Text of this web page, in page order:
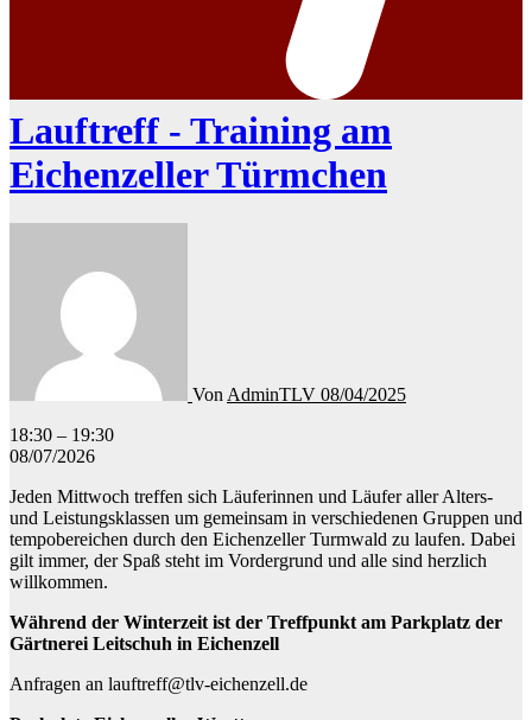
Lauftreff - Training am
Eichenzeller Türmchen
Von AdminTLV 08/04/2025
Lauftreff
-
am
Eichenzeller
Türmchen
18:30 – 19:30
08/07/2026
Jeden Mittwoch treffen sich Läuferinnen und Läufer aller Alters-
und Leistungsklassen um gemeinsam in verschiedenen Gruppen und
tempobereichen durch den Eichenzeller Turmwald zu laufen. Dabei
gilt immer, der Spaß steht im Vordergrund und alle sind herzlich
willkommen.
Während der Winterzeit ist der Treffpunkt am Parkplatz der
Gärtnerei Leitschuh in Eichenzell
Anfragen an lauftreff@tlv-eichenzell.de